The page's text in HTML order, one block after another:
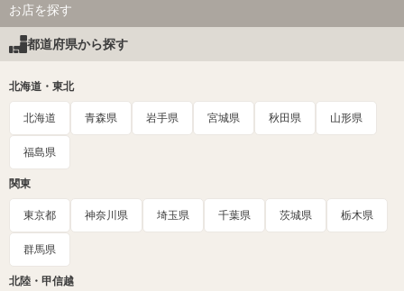
お店を探す
都道府県から探す
北海道・東北
北海道 青森県 岩手県 宮城県 秋田県 山形県
福島県
関東
東京都 神奈川県 埼玉県 千葉県 茨城県 栃木県
群馬県
北陸・甲信越